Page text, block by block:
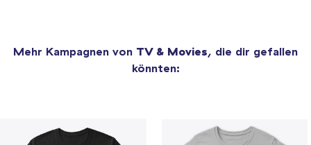
Mehr Kampagnen von TV & Movies, die dir gefallen
könnten: